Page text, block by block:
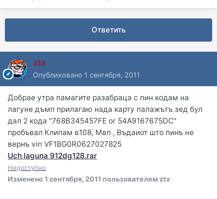
Ответить
ztx
Опубликовано 1 сентября, 2011
Добрае утра памагите разабраца с пин кодам на
лагуне дъмп прилагаю нада карту палажътъ зед бул
дал 2 кода "768B345457FE or 54A9167675DC"
пробъвал Клипам в108, Мвп , Въдаиот што пинъ не
вернъ vin VF1BG0R0627027825
Uch laguna 912dg128.rar
Недоступно
Изменено 1 сентября, 2011 пользователем ztx